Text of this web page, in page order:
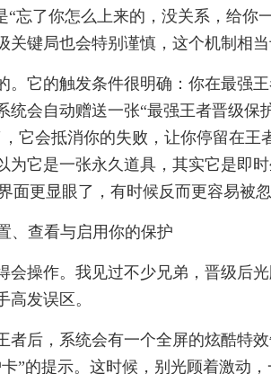
“忘了你怎么上来的，没关系，给你
关键局也会特别谨慎，这个机制相当
。它的触发条件很明确：你在最强
统会自动赠送一张“最强王者晋级保
它会抵消你的失败，让你停留在王
为它是一张永久道具，其实它是即
面更显眼了，有时候反而更容易被忽
、查看与启用你的保护
会操作。我见过不少兄弟，晋级后
发误区。
者后，系统会有一个全屏的炫酷特
”的提示。这时候，别光顾着激动